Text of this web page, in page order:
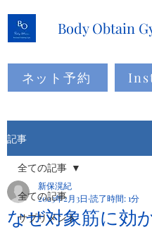
Body Obtain
ネット予約
記事
全ての記事
サプリメント
全ての記事
なぜ対象筋に効
新保滉紀
2023年2月3日 読了時間: 1分